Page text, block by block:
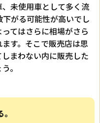
未使用車として多く流
がる可能性が高いでし
てはさらに相場がさら
す。そこで販売店は思
まわない内に販売した
。